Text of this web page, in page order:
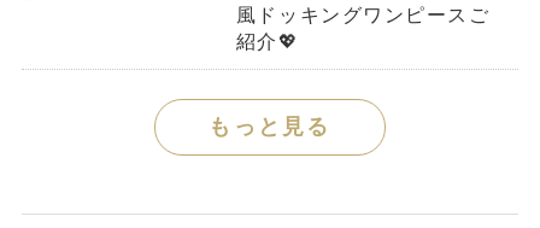
風ドッキングワンピースご
紹介💖
もっと見る